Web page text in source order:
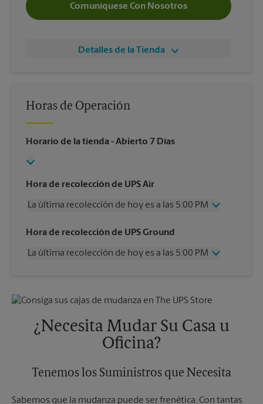
Comuníquese Con Nosotros
Detalles de la Tienda
Horas de Operación
Horario de la tienda - Abierto 7 Días
Hora de recolección de UPS Air
La última recolección de hoy es a las 5:00 PM
Miércoles
5:00 PM
Viernes
5:00 PM
Martes
Hora de recolección de UPS Ground
La última recolección de hoy es a las 5:00 PM
Viernes
5:00 PM
Domingo
Sin Recolección
5:00 PM
¿Necesita Mudar Su Casa u
Oficina?
Tenemos los Suministros que Necesita
Sabemos que la mudanza puede ser frenética. Con tantas